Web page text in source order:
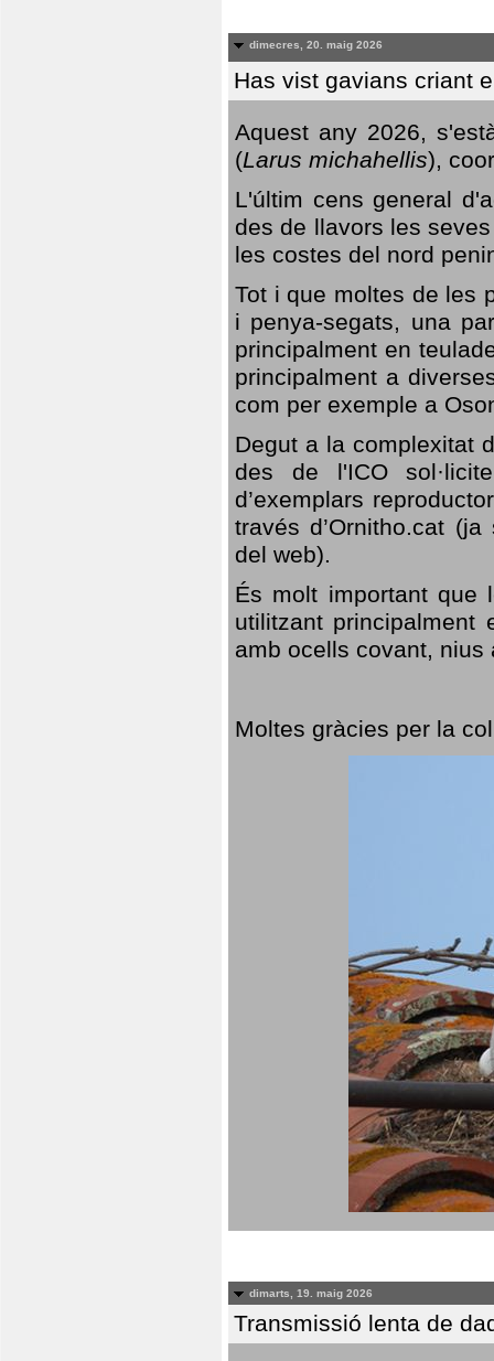
dimecres, 20. maig 2026
Has vist gavians criant
Aquest any 2026,
(Larus michahellis),
L'últim cens general
des de llavors les
les costes del nord
Tot i que moltes de les
i penya-segats, una
principalment en
principalment a
com per exemple a
Degut a la complexitat
des de l'ICO
d’exemplars
través d’Ornitho.cat
del web).
És molt important que
utilitzant
amb ocells covant,
Moltes gràcies per la
dimarts, 19. maig 2026
Transmissió lenta de